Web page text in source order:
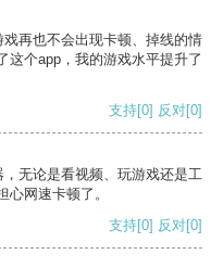
再也不会出现卡顿、掉线的情
这个app，我的游戏水平提升了
支持[0] 反对[0]
无论是看视频、玩游戏还是工
网速卡顿了。
支持[0] 反对[0]